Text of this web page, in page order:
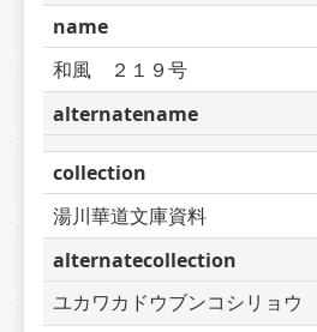
name
和風　２１９号
alternatename
collection
湯川華道文庫資料
alternatecollection
ユカワカドウブンコシリョウ